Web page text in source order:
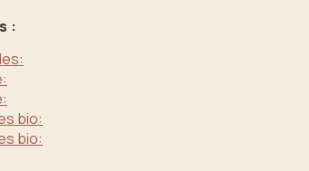
:
bio:
bio: